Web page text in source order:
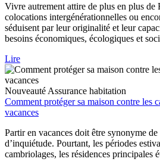
Vivre autrement attire de plus en plus de
colocations intergénérationnelles ou
séduisent par leur originalité et leur
besoins économiques, écologiques et
Lire
Nouveauté Assurance habitation
Comment protéger sa maison contre les
vacances
Partir en vacances doit être synonyme
d’inquiétude. Pourtant, les périodes
cambriolages, les résidences principales